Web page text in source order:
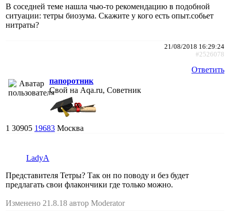
В соседней теме нашла чью-то рекомендацию в подобной
ситуации: тетры биозума. Скажите у кого есть опыт.собьет
нитраты?
21/08/2018 16:29:24
#2526078
Ответить
папоротник
Свой на Aqa.ru, Советник
1 30905 19683 Москва
LadyA
Представителя Тетры? Так он по поводу и без будет
предлагать свои флакончики где только можно.
Изменено 21.8.18 автор Moderator